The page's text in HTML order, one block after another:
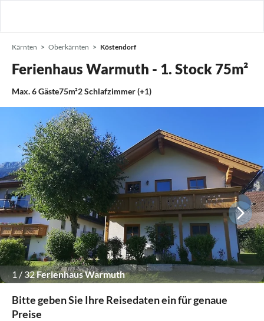
Kärnten Oberkärnten Köstendorf
Ferienhaus Warmuth - 1. Stock 75m²
Max.6Gäste75m²2Schlafzimmer (+1)
1 / 32Ferienhaus Warmuth
Bitte geben Sie Ihre Reisedaten ein für genaue
Preise